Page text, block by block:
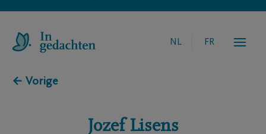
NL FR
← Vorige
Jozef Lisens